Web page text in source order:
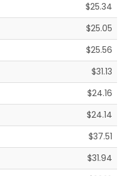
$25.34
$25.05
$25.56
$31.13
$24.16
$24.14
$37.51
$31.94